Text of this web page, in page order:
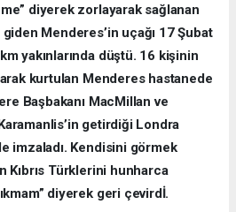
diyerek zorlayarak sağlanan
Menderes’in uçağı 17 Şubat
yakınlarında düştü. 16 kişinin
kurtulan Menderes hastanede
Başbakanı MacMillan ve
getirdiği Londra
imzaladı. Kendisini görmek
Kıbrıs Türklerini hunharca
diyerek geri çevirdİ.